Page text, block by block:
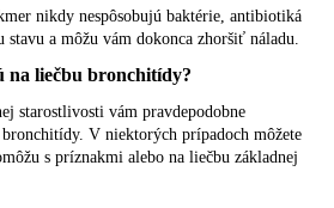
nikdy nespôsobujú baktérie, antibiotiká
stavu a môžu vám dokonca zhoršiť náladu.
na liečbu bronchitídy?
starostlivosti vám pravdepodobne
V niektorých prípadoch môžete
s príznakmi alebo na liečbu základnej